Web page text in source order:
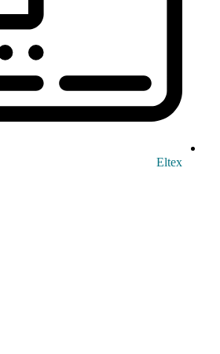
Eltex